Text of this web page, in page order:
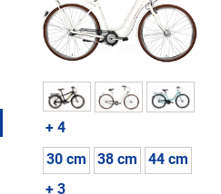
+ 4
30 cm
38 cm
44 cm
+ 3